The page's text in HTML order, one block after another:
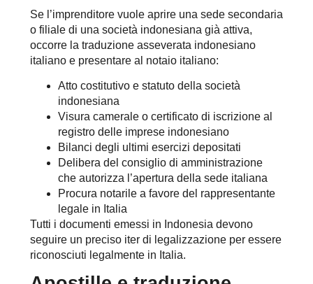
Se l’imprenditore vuole aprire una sede secondaria
o filiale di una società indonesiana già attiva,
occorre la traduzione asseverata indonesiano
italiano e presentare al notaio italiano:
Atto costitutivo e statuto della società
indonesiana
Visura camerale o certificato di iscrizione al
registro delle imprese indonesiano
Bilanci degli ultimi esercizi depositati
Delibera del consiglio di amministrazione
che autorizza l’apertura della sede italiana
Procura notarile a favore del rappresentante
legale in Italia
Tutti i documenti emessi in Indonesia devono
seguire un preciso iter di legalizzazione per essere
riconosciuti legalmente in Italia.